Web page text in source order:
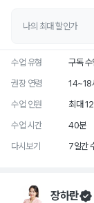
나의 최대 할인가
수업 유형
구독 수
권장 연령
14~18
수업 인원
최대
수업 시간
40분
다시보기
7일간
장하란